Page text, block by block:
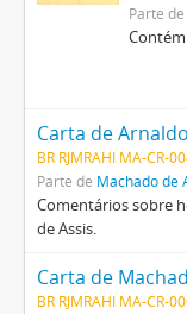
Parte de
Carta de
BR RJMRAHI MA-CR-
Parte de Machado de
Comentários sobre
de Assis.
BR RJMRAHI MA-CR-